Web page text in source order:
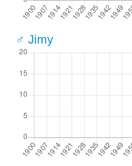
♂ Jimy